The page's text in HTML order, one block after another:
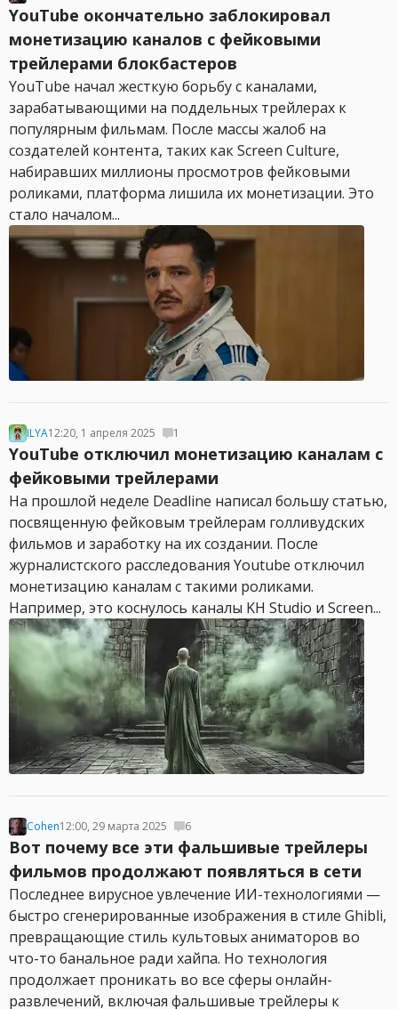
YouTube окончательно заблокировал
монетизацию каналов с фейковыми
трейлерами блокбастеров
YouTube начал жесткую борьбу с каналами,
зарабатывающими на поддельных трейлерах к
популярным фильмам. После массы жалоб на
создателей контента, таких как Screen Culture,
набиравших миллионы просмотров фейковыми
роликами, платформа лишила их монетизации. Это
стало началом...
ILYA12:20, 1 апреля 2025 1
YouTube отключил монетизацию каналам с
фейковыми трейлерами
На прошлой неделе Deadline написал большу статью,
посвященную фейковым трейлерам голливудских
фильмов и заработку на их создании. После
журналистского расследования Youtube отключил
монетизацию каналам с такими роликами.
Например, это коснулось каналы KH Studio и Screen...
Cohen12:00, 29 марта 2025 6
Вот почему все эти фальшивые трейлеры
фильмов продолжают появляться в сети
Последнее вирусное увлечение ИИ-технологиями —
быстро сгенерированные изображения в стиле Ghibli,
превращающие стиль культовых аниматоров во
что-то банальное ради хайпа. Но технология
продолжает проникать во все сферы онлайн-
развлечений, включая фальшивые трейлеры к